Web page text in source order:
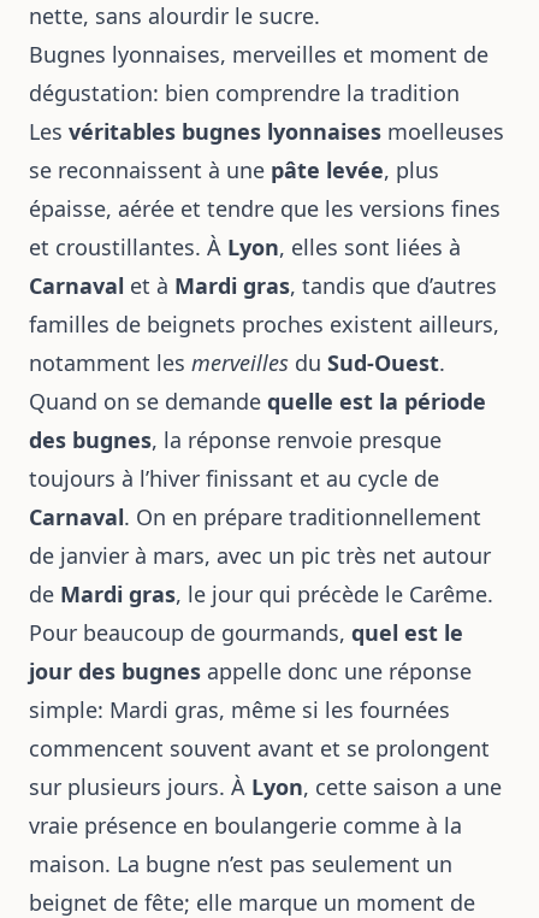
nette, sans alourdir le sucre.
Bugnes lyonnaises, merveilles et moment de
dégustation: bien comprendre la tradition
Les véritables bugnes lyonnaises moelleuses
se reconnaissent à une pâte levée, plus
épaisse, aérée et tendre que les versions fines
et croustillantes. À Lyon, elles sont liées à
Carnaval et à Mardi gras, tandis que d’autres
familles de beignets proches existent ailleurs,
notamment les merveilles du Sud-Ouest.
Quand on se demande quelle est la période
des bugnes, la réponse renvoie presque
toujours à l’hiver finissant et au cycle de
Carnaval. On en prépare traditionnellement
de janvier à mars, avec un pic très net autour
de Mardi gras, le jour qui précède le Carême.
Pour beaucoup de gourmands, quel est le
jour des bugnes appelle donc une réponse
simple: Mardi gras, même si les fournées
commencent souvent avant et se prolongent
sur plusieurs jours. À Lyon, cette saison a une
vraie présence en boulangerie comme à la
maison. La bugne n’est pas seulement un
beignet de fête; elle marque un moment de